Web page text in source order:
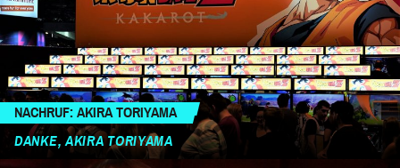
NACHRUF: AKIRA TORIYAMA
DANKE, AKIRA TORIYAMA